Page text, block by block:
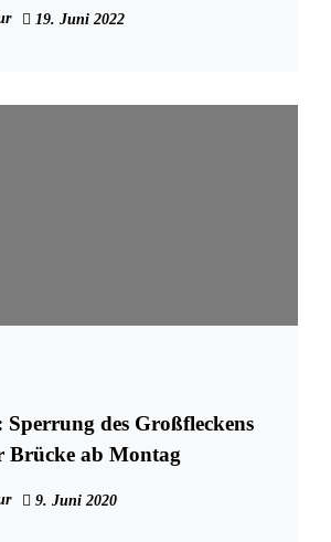
19. Juni 2022
Sperrung des Großfleckens
Brücke ab Montag
9. Juni 2020